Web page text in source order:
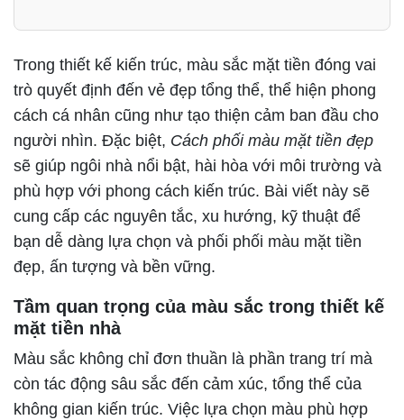
Trong thiết kế kiến trúc, màu sắc mặt tiền đóng vai
trò quyết định đến vẻ đẹp tổng thể, thể hiện phong
cách cá nhân cũng như tạo thiện cảm ban đầu cho
người nhìn. Đặc biệt, Cách phối màu mặt tiền đẹp
sẽ giúp ngôi nhà nổi bật, hài hòa với môi trường và
phù hợp với phong cách kiến trúc. Bài viết này sẽ
cung cấp các nguyên tắc, xu hướng, kỹ thuật để
bạn dễ dàng lựa chọn và phối phối màu mặt tiền
đẹp, ấn tượng và bền vững.
Tầm quan trọng của màu sắc trong thiết kế
mặt tiền nhà
Màu sắc không chỉ đơn thuần là phần trang trí mà
còn tác động sâu sắc đến cảm xúc, tổng thể của
không gian kiến trúc. Việc lựa chọn màu phù hợp